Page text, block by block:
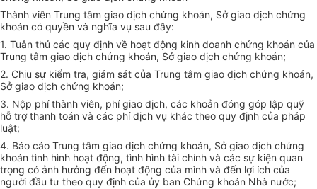
Thành viên Trung tâm giao dịch chứng khoán, Sở giao dịch chứng
khoán có quyền và nghĩa vụ sau đây:
1. Tuân thủ các quy định về hoạt động kinh doanh chứng khoán của
Trung tâm giao dịch chứng khoán, Sở giao dịch chứng khoán;
2. Chịu sự kiểm tra, giám sát của Trung tâm giao dịch chứng khoán,
Sở giao dịch chứng khoán;
3. Nộp phí thành viên, phí giao dịch, các khoản đóng góp lập quỹ
hỗ trợ thanh toán và các phí dịch vụ khác theo quy định của pháp
luật;
4. Báo cáo Trung tâm giao dịch chứng khoán, Sở giao dịch chứng
khoán tình hình hoạt động, tình hình tài chính và các sự kiện quan
trọng có ảnh hưởng đến hoạt động của mình và đến lợi ích của
người đầu tư theo quy định của ủy ban Chứng khoán Nhà nước;